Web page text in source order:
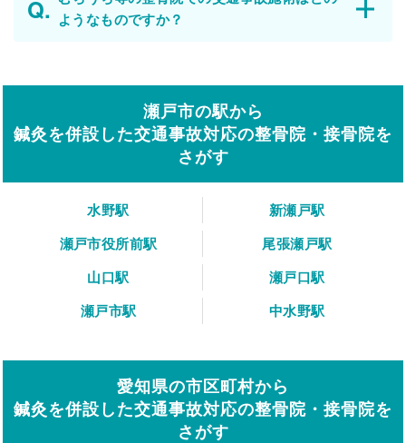
ようなものですか？
瀬戸市の駅から
鍼灸を併設した交通事故対応の整骨院・接骨院を
さがす
水野駅
新瀬戸駅
瀬戸市役所前駅
尾張瀬戸駅
山口駅
瀬戸口駅
瀬戸市駅
中水野駅
愛知県の市区町村から
鍼灸を併設した交通事故対応の整骨院・接骨院を
さがす